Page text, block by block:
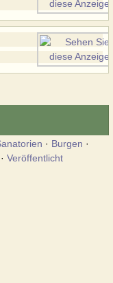
· Burgen ·
· Veröffentlicht